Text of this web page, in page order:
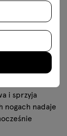
i
tworzy
i sprzyja
nogach nadaje